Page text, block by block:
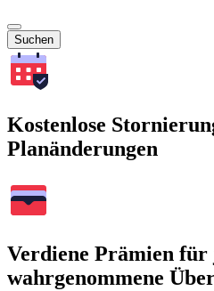
Suchen
Kostenlose
Planänderungen
Verdiene Prämien für
wahrgenommene